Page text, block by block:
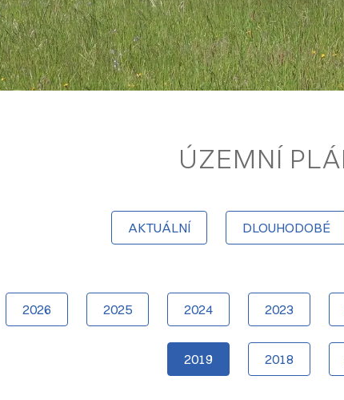
ÚZEMNÍ
AKTUÁLNÍ DLOUHODOBÉ
2026 2025 2024 2023
2019 2018